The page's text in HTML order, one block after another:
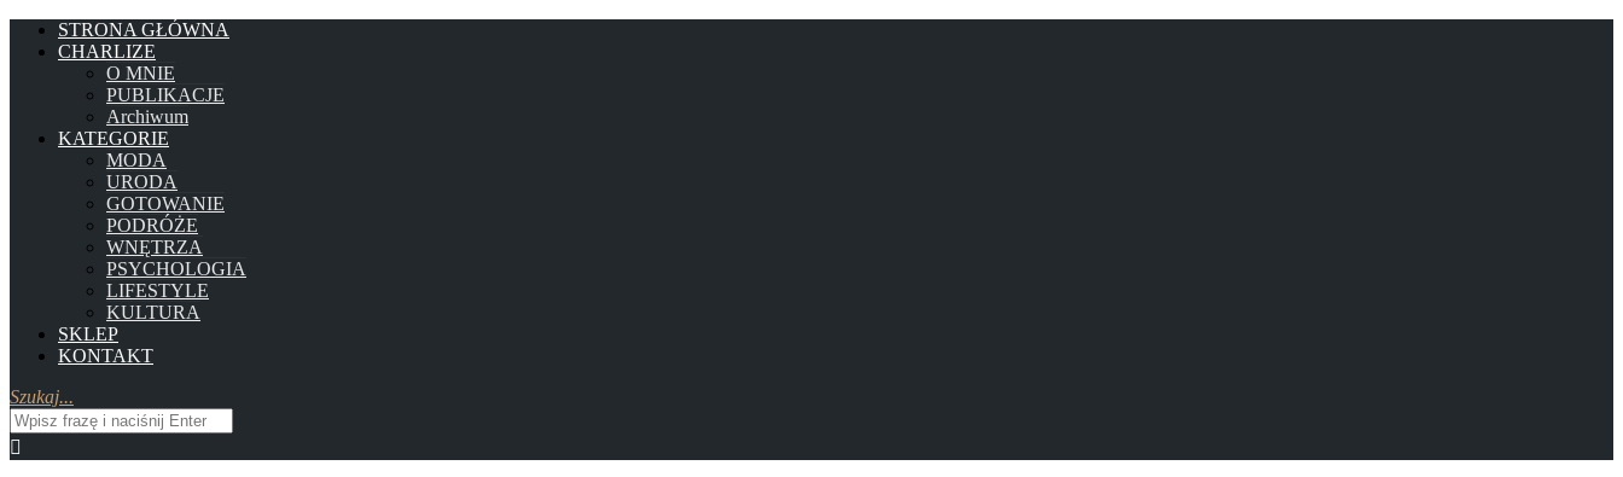
STRONA GŁÓWNA
CHARLIZE
O MNIE
PUBLIKACJE
Archiwum
KATEGORIE
MODA
URODA
GOTOWANIE
PODRÓŻE
WNĘTRZA
PSYCHOLOGIA
LIFESTYLE
KULTURA
SKLEP
KONTAKT
Szukaj...